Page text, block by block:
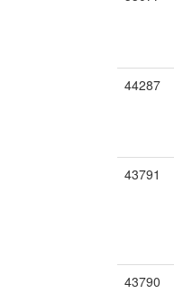
44287
43791
43790